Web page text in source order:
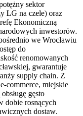
sektor
LG na czele) oraz
Ekonomiczną
inwestorów.
we Wrocławiu
do
renomowanych
gwarantuje
supply chain. Z
commerce, miejskie
gęsto
dobie rosnących
dostaw.